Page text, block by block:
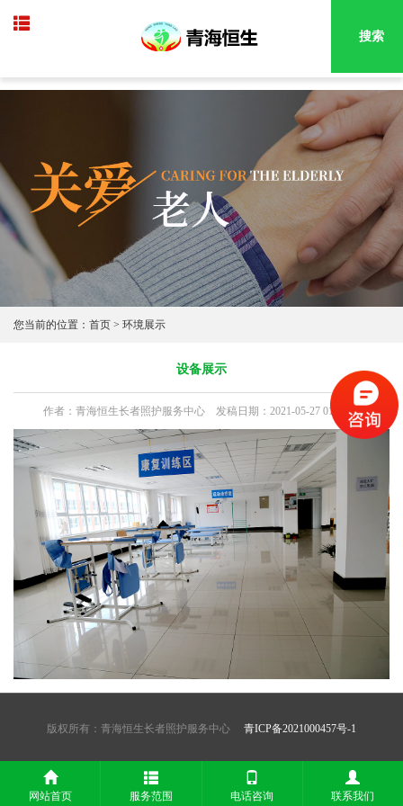
搜索
您当前的位置： 首页 > 环境展示
设备展示
作者：青海恒生长者照护服务中心 发稿日期：2021-05-27 01:02:44
版权所有：青海恒生长者照护服务中心 青ICP备2021000457号-1
网站首页 服务范围 电话咨询 联系我们